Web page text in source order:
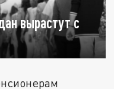
вырастут с